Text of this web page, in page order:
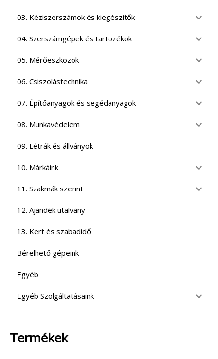
03. Kéziszerszámok és kiegészítők
04. Szerszámgépek és tartozékok
05. Mérőeszközök
06. Csiszolástechnika
07. Építőanyagok és segédanyagok
08. Munkavédelem
09. Létrák és állványok
10. Márkáink
11. Szakmák szerint
12. Ajándék utalvány
13. Kert és szabadidő
Bérelhető gépeink
Egyéb
Egyéb Szolgáltatásaink
Termékek